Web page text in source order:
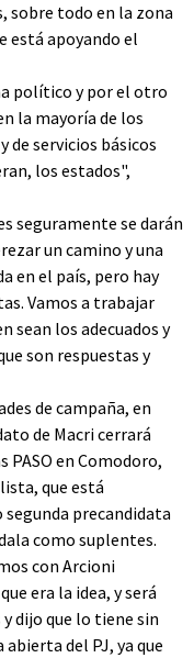
sobre todo en la zona
está apoyando el
político y por el otro
la mayoría de los
de servicios básicos
los estados",
seguramente se darán
un camino y una
en el país, pero hay
Vamos a trabajar
sean los adecuados y
son respuestas y
de campaña, en
de Macri cerrará
en Comodoro,
que está
precandidata
como suplentes.
con Arcioni
era la idea, y será
dijo que lo tiene sin
del PJ, ya que